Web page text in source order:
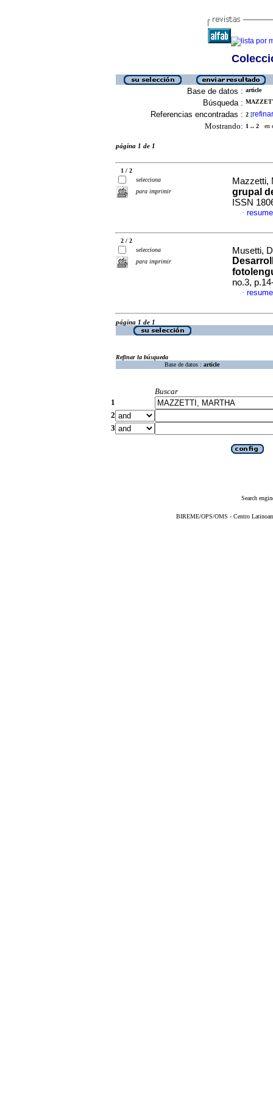
Base de datos : article
Búsqueda :
Referencias encontradas : 2 [refinar
Mostrando: 1 .. 2 en
página 1 de 1
1 / 2
selecciona
para imprimir
Mazzetti,
grupal
ISSN
·
2 / 2
selecciona
para imprimir
Musetti,
no.3,
·
página 1 de 1
Refinar la búsqueda
Base de datos : article
Buscar
1
2
3
Search
BIREME/OPS/OMS - Centro